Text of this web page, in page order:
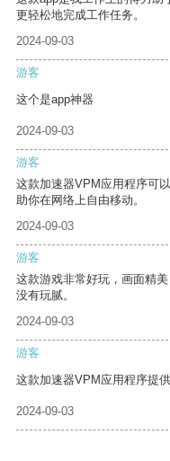
更轻松地完成工作任务。
2024-09-03
游客
这个是app神器
2024-09-03
游客
这款加速器VPM应用程序可
助你在网络上自由移动。
2024-09-03
游客
这款游戏非常好玩，画面精
没有玩腻。
2024-09-03
游客
这款加速器VPM应用程序提
2024-09-03